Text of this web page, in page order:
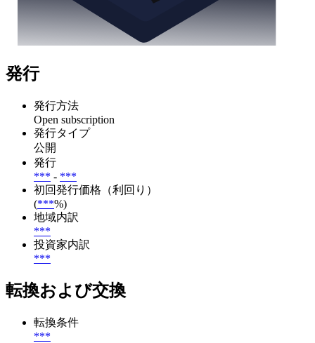
発行
発行方法
Open subscription
発行タイプ
公開
発行
*** - ***
初回発行価格（利回り）
(***%)
地域内訳
***
投資家内訳
***
転換および交換
転換条件
***